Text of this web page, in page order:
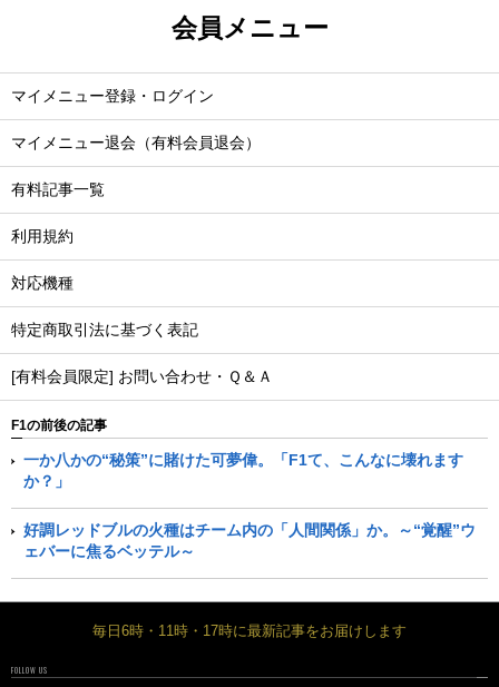
会員メニュー
マイメニュー登録・ログイン
マイメニュー退会（有料会員退会）
有料記事一覧
利用規約
対応機種
特定商取引法に基づく表記
[有料会員限定] お問い合わせ・Ｑ＆Ａ
F1の前後の記事
一か八かの“秘策”に賭けた可夢偉。「F1て、こんなに壊れます
か？」
好調レッドブルの火種はチーム内の「人間関係」か。～“覚醒”ウ
ェバーに焦るベッテル～
毎日6時・11時・17時に最新記事をお届けします
FOLLOW US